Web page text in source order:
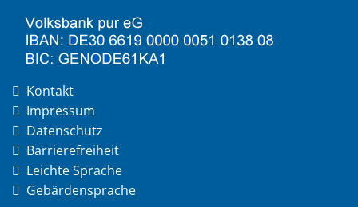
Kontakt
Impressum
Datenschutz
Barrierefreiheit
Leichte Sprache
Gebärdensprache